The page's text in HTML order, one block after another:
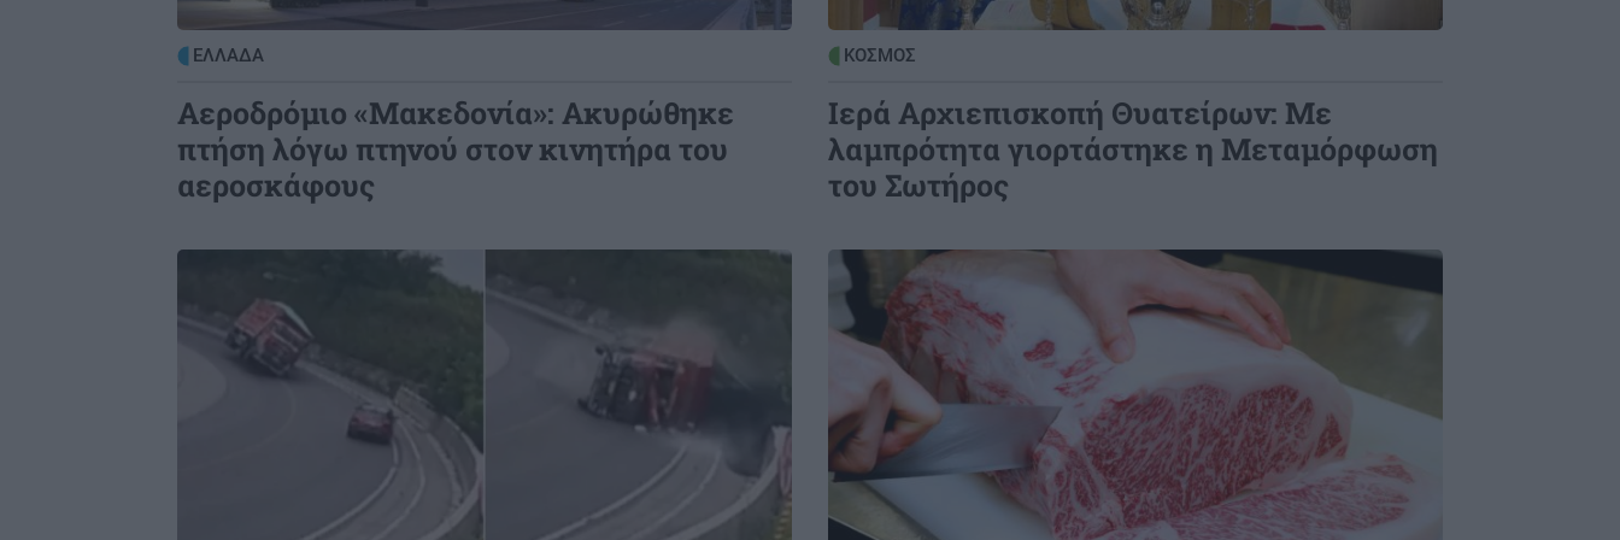
ΕΛΛΑΔΑ
Αεροδρόμιο «Μακεδονία»: Ακυρώθηκε
πτήση λόγω πτηνού στον κινητήρα του
αεροσκάφους
ΚΟΣΜΟΣ
Ιερά Αρχιεπισκοπή Θυατείρων: Με
λαμπρότητα γιορτάστηκε η Μεταμόρφωση
του Σωτήρος
Image